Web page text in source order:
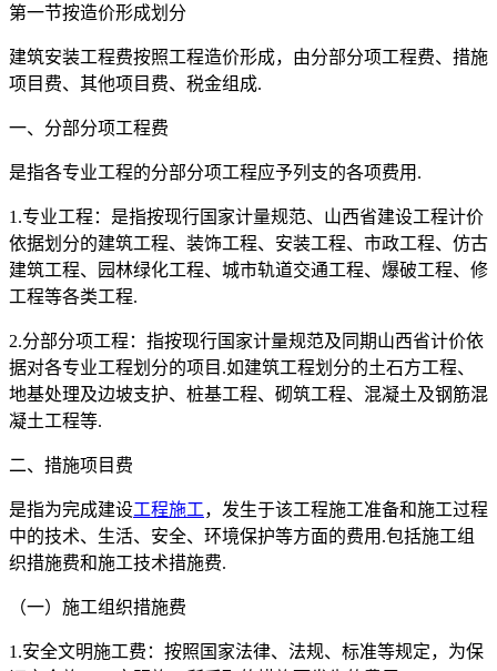
第一节按造价形成划分
建筑安装工程费按照工程造价形成，由分部分项工程费、措施
项目费、其他项目费、税金组成.
一、分部分项工程费
是指各专业工程的分部分项工程应予列支的各项费用.
1.专业工程：是指按现行国家计量规范、山西省建设工程计价
依据划分的建筑工程、装饰工程、安装工程、市政工程、仿古
建筑工程、园林绿化工程、城市轨道交通工程、爆破工程、修
工程等各类工程.
2.分部分项工程：指按现行国家计量规范及同期山西省计价依
据对各专业工程划分的项目.如建筑工程划分的土石方工程、
地基处理及边坡支护、桩基工程、砌筑工程、混凝土及钢筋混
凝土工程等.
二、措施项目费
是指为完成建设工程施工，发生于该工程施工准备和施工过程
中的技术、生活、安全、环境保护等方面的费用.包括施工组
织措施费和施工技术措施费.
（一）施工组织措施费
1.安全文明施工费：按照国家法律、法规、标准等规定，为保